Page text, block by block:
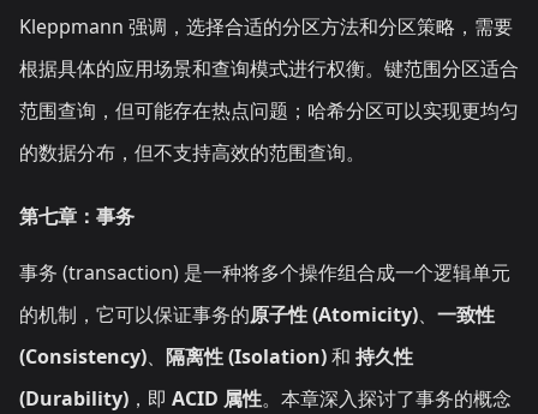
Kleppmann 强调，选择合适的分区方法和分区策略，需要
根据具体的应用场景和查询模式进行权衡。键范围分区适合
范围查询，但可能存在热点问题；哈希分区可以实现更均匀
的数据分布，但不支持高效的范围查询。
第七章：事务
事务 (transaction) 是一种将多个操作组合成一个逻辑单元
的机制，它可以保证事务的原子性 (Atomicity)、 一致性
(Consistency)、 隔离性 (Isolation)和 持久性
(Durability) ，即 ACID 属性。本章深入探讨了事务的概念